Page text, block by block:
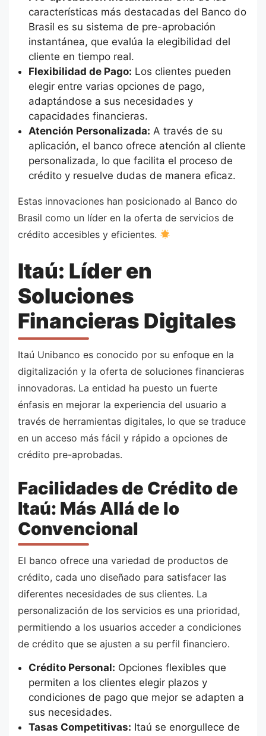
características más destacadas del Banco do
Brasil es su sistema de pre-aprobación
instantánea, que evalúa la elegibilidad del
cliente en tiempo real.
Flexibilidad de Pago: Los clientes pueden
elegir entre varias opciones de pago,
adaptándose a sus necesidades y
capacidades financieras.
Atención Personalizada: A través de su
aplicación, el banco ofrece atención al cliente
personalizada, lo que facilita el proceso de
crédito y resuelve dudas de manera eficaz.
Estas innovaciones han posicionado al Banco do
Brasil como un líder en la oferta de servicios de
crédito accesibles y eficientes.
Itaú: Líder en
Soluciones
Financieras Digitales
Itaú Unibanco es conocido por su enfoque en la
digitalización y la oferta de soluciones financieras
innovadoras. La entidad ha puesto un fuerte
énfasis en mejorar la experiencia del usuario a
través de herramientas digitales, lo que se traduce
en un acceso más fácil y rápido a opciones de
crédito pre-aprobadas.
Facilidades de Crédito de
Itaú: Más Allá de lo
Convencional
El banco ofrece una variedad de productos de
crédito, cada uno diseñado para satisfacer las
diferentes necesidades de sus clientes. La
personalización de los servicios es una prioridad,
permitiendo a los usuarios acceder a condiciones
de crédito que se ajusten a su perfil financiero.
Crédito Personal: Opciones flexibles que
permiten a los clientes elegir plazos y
condiciones de pago que mejor se adapten a
sus necesidades.
Tasas Competitivas: Itaú se enorgullece de